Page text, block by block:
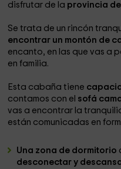
disfrutar de la provincia
Se trata de un rincón
encontrar un montón de
encanto, en las que vas a
en familia.
Esta cabaña tiene
contamos con el sofá
vas a encontrar la
están comunicadas en
Una zona de dormitorio
desconectar y